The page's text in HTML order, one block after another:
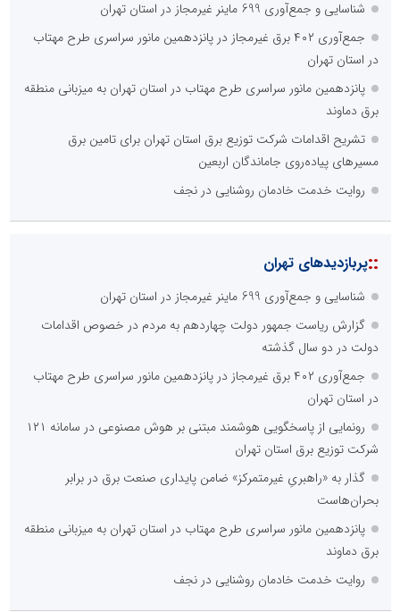
شناسایی و جمع‌آوری 699 ماینر غیرمجاز در استان تهران
جمع‌آوری ۴۰۲ برق غیرمجاز در پانزدهمین مانور سراسری طرح مهتاب
در استان تهران
پانزدهمین مانور سراسری طرح مهتاب در استان تهران به میزبانی منطقه
برق دماوند
تشریح اقدامات شرکت توزیع برق استان تهران برای تامین برق
مسیرهای پیاده‌روی جاماندگان اربعین
روایت خدمت خادمان روشنایی در نجف
::پربازدیدهای تهران
شناسایی و جمع‌آوری 699 ماینر غیرمجاز در استان تهران
گزارش ریاست جمهور دولت چهاردهم به مردم در خصوص اقدامات
دولت در دو سال گذشته
جمع‌آوری ۴۰۲ برق غیرمجاز در پانزدهمین مانور سراسری طرح مهتاب
در استان تهران
رونمایی از پاسخگویی هوشمند مبتنی بر هوش مصنوعی در سامانه ۱۲۱
شرکت توزیع برق استان تهران
گذار به «راهبریِ غیرمتمرکز» ضامن پایداری صنعت برق در برابر
بحران‌هاست
پانزدهمین مانور سراسری طرح مهتاب در استان تهران به میزبانی منطقه
برق دماوند
روایت خدمت خادمان روشنایی در نجف